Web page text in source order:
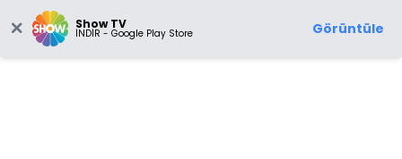
Show TV
İNDİR - Google Play Store Görüntüle